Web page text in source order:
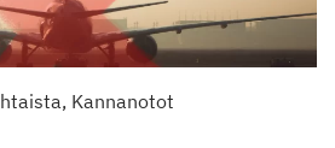
Kannanotot